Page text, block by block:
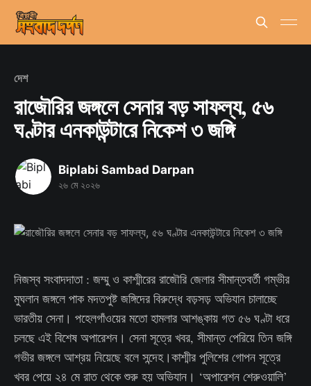
দেশ
রাজৌরির জঙ্গলে সেনার বড় সাফল্য, ৫৬
ঘণ্টার এনকাউন্টারে নিকেশ ৩ জঙ্গি
Biplabi Sambad Darpan
২৬ মে ২০২৬
নিজস্ব সংবাদদাতা : জম্মু ও কাশ্মীরের রাজৌরি জেলার সীমান্তবর্তী গম্ভীর
মুঘলান জঙ্গলে পাক মদতপুষ্ট জঙ্গিদের বিরুদ্ধে বড়সড় অভিযান চালাচ্ছে
ভারতীয় সেনা। পহেলগাঁওয়ের মতো হামলার আশঙ্কায় গত ৫৬ ঘণ্টা ধরে
চলছে এই বিশেষ অপারেশন। সেনা সূত্রে খবর, সীমান্ত পেরিয়ে তিন জঙ্গি
গভীর জঙ্গলে আশ্রয় নিয়েছে বলে সন্দেহ।কাশ্মীর পুলিশের গোপন সূত্রে
খবর পেয়ে ২৪ মে রাত থেকে শুরু হয় অভিযান। ‘অপারেশন শেরুওয়ালি’